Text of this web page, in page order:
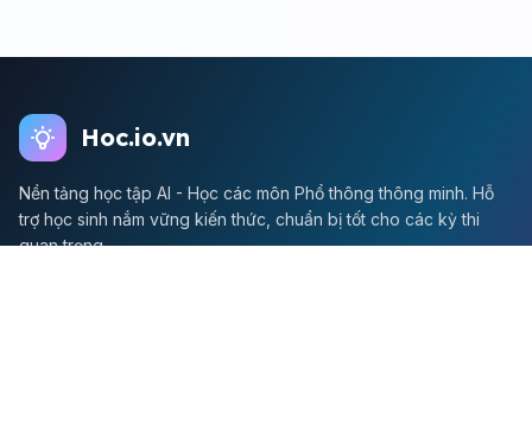
Hoc.io.vn
Nền tảng học tập AI - Học các môn Phổ thông thông minh. Hỗ
trợ học sinh nắm vững kiến thức, chuẩn bị tốt cho các kỳ thi
quan trọng.